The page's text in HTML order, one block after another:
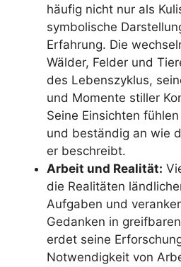
häufig nicht nur als
symbolische
Erfahrung. Die
Wälder, Felder und
des Lebenszyklus,
und Momente stiller
Seine Einsichten
und beständig an wie
er beschreibt.
Arbeit und Realität:
die Realitäten
Aufgaben und
Gedanken in
erdet seine
Notwendigkeit von